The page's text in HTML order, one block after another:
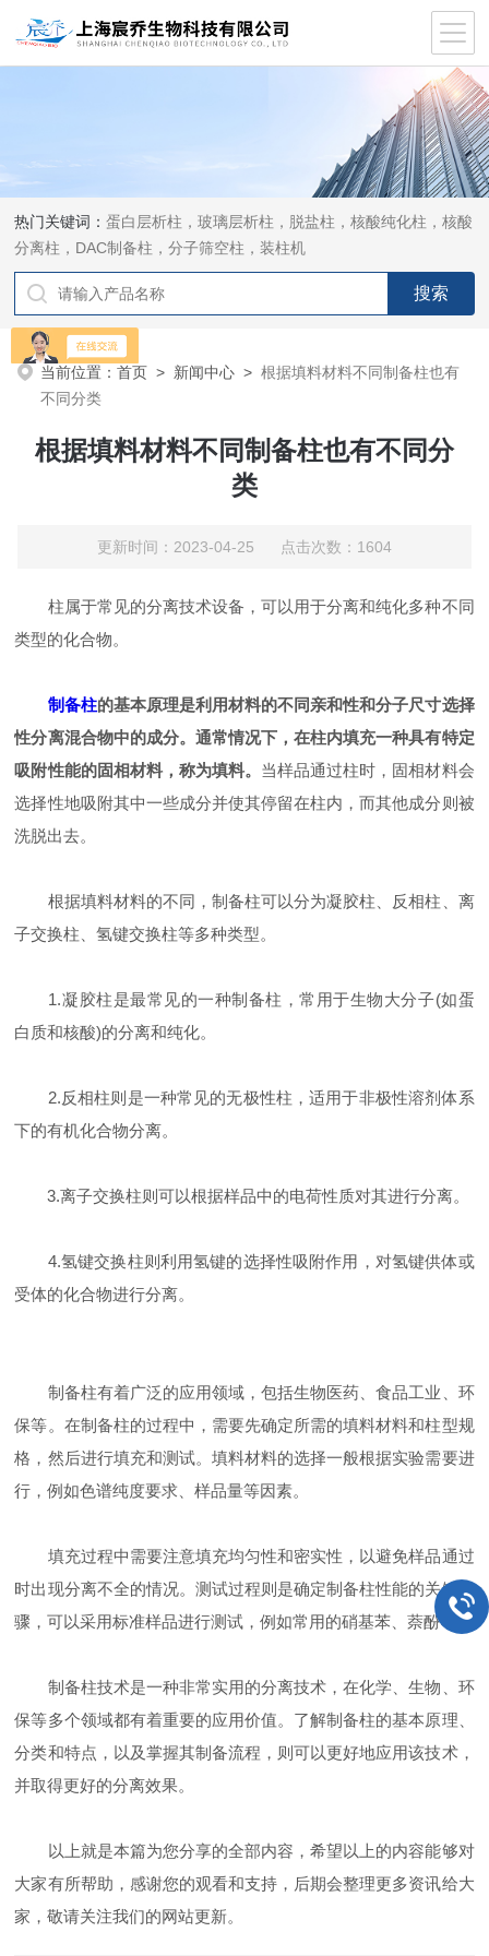
热门关键词：蛋白层析柱，玻璃层析柱，脱盐柱，核酸纯化柱，核酸
分离柱，DAC制备柱，分子筛空柱，装柱机
当前位置：首页 > 新闻中心 >根据填料材料不同制备柱也有
不同分类
根据填料材料不同制备柱也有不同分
类
更新时间：2023-04-25 点击次数：1604
柱属于常见的分离技术设备，可以用于分离和纯化多种不同
类型的化合物。
制备柱的基本原理是利用材料的不同亲和性和分子尺寸选择
性分离混合物中的成分。通常情况下，在柱内填充一种具有特定
吸附性能的固相材料，称为填料。 当样品通过柱时，固相材料会
选择性地吸附其中一些成分并使其停留在柱内，而其他成分则被
洗脱出去。
根据填料材料的不同，制备柱可以分为凝胶柱、反相柱、离
子交换柱、氢键交换柱等多种类型。
1.凝胶柱是最常见的一种制备柱，常用于生物大分子(如蛋
白质和核酸)的分离和纯化。
2.反相柱则是一种常见的无极性柱，适用于非极性溶剂体系
下的有机化合物分离。
3.离子交换柱则可以根据样品中的电荷性质对其进行分离。
4.氢键交换柱则利用氢键的选择性吸附作用，对氢键供体或
受体的化合物进行分离。
制备柱有着广泛的应用领域，包括生物医药、食品工业、环
保等。在制备柱的过程中，需要先确定所需的填料材料和柱型规
格，然后进行填充和测试。填料材料的选择一般根据实验需要进
行，例如色谱纯度要求、样品量等因素。
填充过程中需要注意填充均匀性和密实性，以避免样品通过
时出现分离不全的情况。测试过程则是确定制备柱性能的关键步
骤，可以采用标准样品进行测试，例如常用的硝基苯、萘酚等。
制备柱技术是一种非常实用的分离技术，在化学、生物、环
保等多个领域都有着重要的应用价值。了解制备柱的基本原理、
分类和特点，以及掌握其制备流程，则可以更好地应用该技术，
并取得更好的分离效果。
以上就是本篇为您分享的全部内容，希望以上的内容能够对
大家有所帮助，感谢您的观看和支持，后期会整理更多资讯给大
家，敬请关注我们的网站更新。